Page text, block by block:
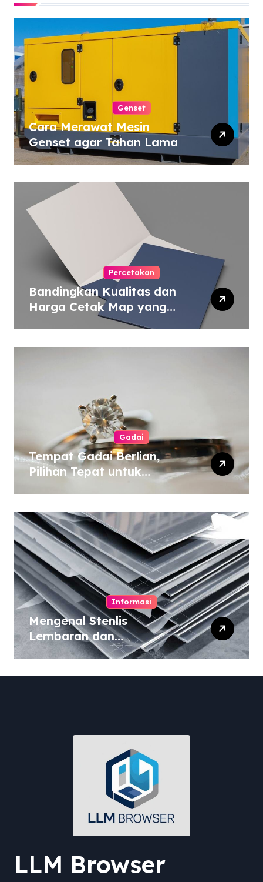
Genset
Cara Merawat Mesin
Genset agar Tahan Lama
Percetakan
Bandingkan Kualitas dan
Harga Cetak Map yang
Murah atau Mahal
Gadai
Tempat Gadai Berlian,
Pilihan Tepat untuk
Informasi
Mengenal Stenlis
Lembaran dan
Komposisinya
LLM Browser